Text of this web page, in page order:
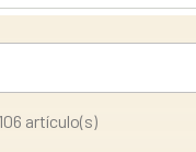
artículo(s)